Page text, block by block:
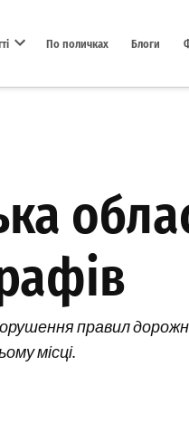
По поличках Блоги
правил
місці.